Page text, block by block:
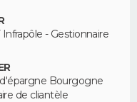
- Gestionnaire
Bourgogne
de cliantèle